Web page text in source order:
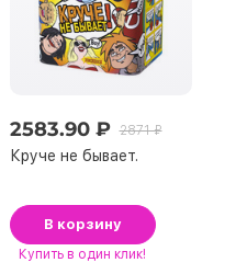
2583.90 ₽ 2871 ₽
Круче не бывает.
В корзину
Купить в один клик!